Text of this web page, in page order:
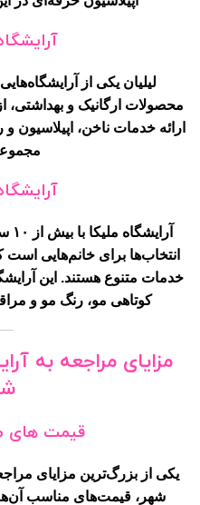
لیلیان یکی از
محصولات ارگانیک و بهداشتی،
ارائه خدمات ناخن،
انتخاب‌ها برای خانم‌هایی
خدمات متنوع هستند. این
کوتاهی مو، رنگ مو و
مزایای مراجعه به
قیمت های
یکی از بزرگ‌ترین مزایای
شهر، قیمت‌های مناسب آن‌ها